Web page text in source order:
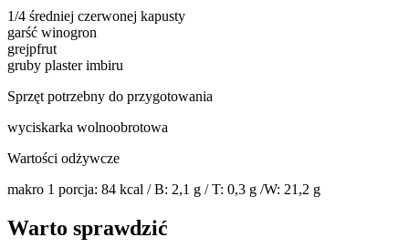
1/4 średniej czerwonej kapusty
garść winogron
grejpfrut
gruby plaster imbiru
Sprzęt potrzebny do przygotowania
wyciskarka wolnoobrotowa
Wartości odżywcze
makro 1 porcja: 84 kcal / B: 2,1 g / T: 0,3 g /W: 21,2 g
Warto sprawdzić